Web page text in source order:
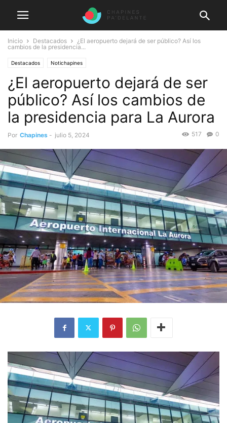
Inicio Destacados
¿El aeropuerto dejará de ser público? Así los
cambios de la presidencia...
Destacados Notichapines
¿El aeropuerto dejará de ser
público? Así los cambios de
la presidencia para La Aurora
Por Chapines - julio 5, 2024 0
517